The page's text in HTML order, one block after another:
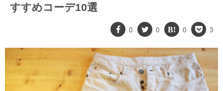
すすめコーデ10選
0 0 0 3